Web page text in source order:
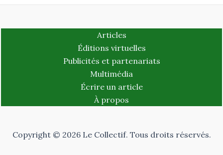
Articles
Éditions virtuelles
Publicités et partenariats
Multimédia
Écrire un article
À propos
Copyright © 2026 Le Collectif. Tous droits réservés.